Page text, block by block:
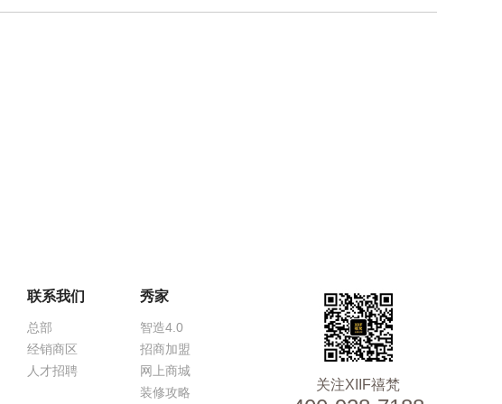
联系我们
总部
经销商区
人才招聘
秀家
智造4.0
招商加盟
网上商城
装修攻略
关注XIIF禧梵